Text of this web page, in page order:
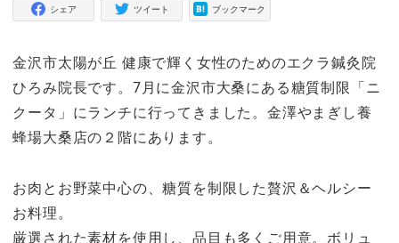
シェア ツイート ブックマーク
金沢市太陽が丘 健康で輝く女性のためのエクラ鍼灸院
ひろみ院長です。7月に金沢市大桑にある糖質制限「ニ
クータ」にランチに行ってきました。金澤やまぎし養
蜂場大桑店の２階にあります。
お肉とお野菜中心の、糖質を制限した贅沢＆ヘルシー
お料理。
厳選された素材を使用し、品目も多くご用意。ボリュ